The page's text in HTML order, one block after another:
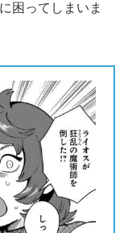
困ってしまいま